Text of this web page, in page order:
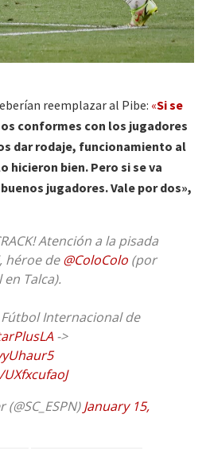
reemplazar al Pibe: «Si se
conformes con los jugadores
dar rodaje, funcionamiento al
hicieron bien. Pero si se va
jugadores. Vale por dos»,
Atención a la pisada
héroe de@ColoColo (por
Talca).
Internacional de
->
January 15,